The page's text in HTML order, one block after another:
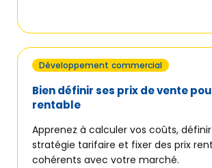
Développement commercial
Bien définir ses prix de vente
rentable
Apprenez à calculer vos coûts,
stratégie tarifaire et fixer des prix
cohérents avec votre marché.